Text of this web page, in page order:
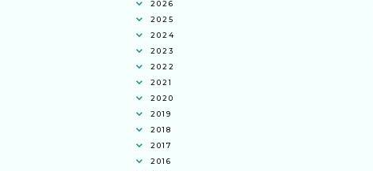
2026
2025
2024
2023
2022
2021
2020
2019
2018
2017
2016